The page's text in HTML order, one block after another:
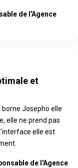
de l'Agence
et
borne Josepho elle
elle ne prend pas
elle est
de l'Agence